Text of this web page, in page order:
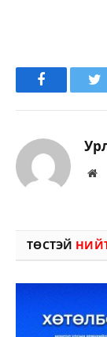
Facebook
ТӨСТЭЙ